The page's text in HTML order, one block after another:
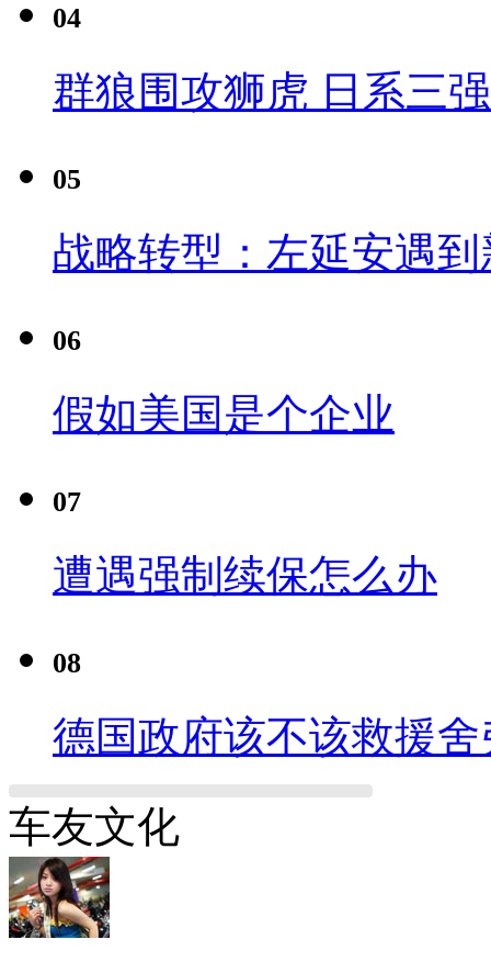
04
群狼围攻狮虎 日系三
05
战略转型：左延安遇
06
假如美国是个企业
07
遭遇强制续保怎么办
08
德国政府该不该救援舍
车友文化